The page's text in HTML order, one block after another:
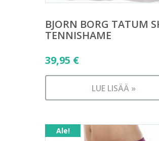
BJORN BORG TATUM
TENNISHAME
39,95 €
LUE LISÄÄ »
Ale!